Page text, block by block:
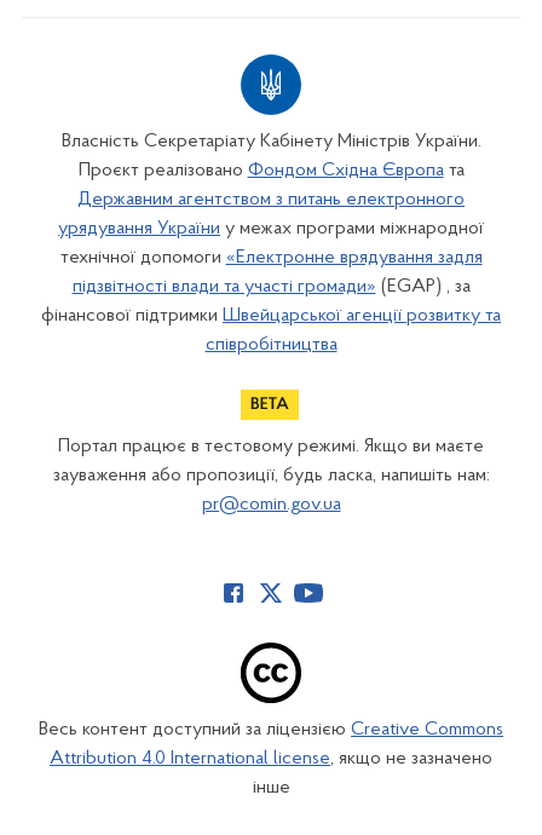
Власність Секретаріату Кабінету Міністрів України.
Проєкт реалізовано Фондом Східна Європата
Державним агентством з питань електронного
урядування України у межах програми міжнародної
технічної допомоги «Електронне врядування задля
підзвітності влади та участі громади» (EGAP) , за
фінансової підтримки Швейцарської агенції розвитку та
співробітництва
Портал працює в тестовому режимі. Якщо ви маєте
зауваження або пропозиції, будь ласка, напишіть нам:
pr@comin.gov.ua
Весь контент доступний за ліцензією Creative Commons
Attribution 4.0 International license, якщо не зазначено
інше